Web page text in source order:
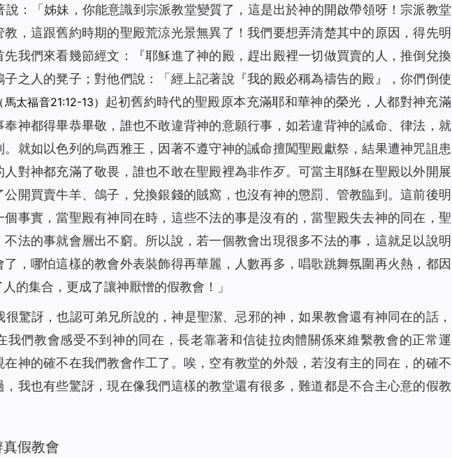
說：「姊妹，你能意識到宗派教堂變質了，這是出於神的開啟帶領呀！宗派教堂
，這跟舊約時期的聖殿荒涼光景無異了！我們要想弄清楚其中的原因，得先明
先我們來看幾節經文：『耶穌進了神的殿，趕出殿裡一切做買賣的人，推倒兌換
之人的凳子；對他們說：「經上記著說 『我的殿必稱為禱告的殿』，你們倒使
（馬太福音21:12-13） 起初舊約時代的聖殿原本充滿耶和華神的榮光，人都對神充滿
奉神都得畢恭畢敬，誰也不敢違背神的意願行事，如若違背神的誡命、律法，就
就如以色列的烏西雅王，因著不遵守神的誡命擅闖聖殿獻祭，結果遭神咒詛患
人對神都充滿了敬畏，誰也不敢在聖殿裡為非作歹。可當主耶穌在聖殿以外開展
開買賣牛羊、鴿子，兌換銀錢的賊窩，也沒有神的懲罰、管教臨到。這前後明
事實，當聖殿有神同在時，這些不法的事是沒有的，當聖殿失去神的同在，聖
法的事就會層出不窮。所以說，若一個教會出現很多不法的事，這就足以說明
，哪怕這樣的教會外表裝飾得再華麗，人數再多，唱歌跳舞氛圍再火熱，都因
的集合，更成了讓神厭憎的假教會！」
很驚訝，也認可弟兄所說的，神是聖潔、忌邪的神，如果教會還有神同在的話，
我們教會感受不到神的同在，長老靠著和信徒拉肉體關係來維繫教會的正常運
神的確不在我們教會作工了。唉，空有教堂的外殼，若沒有主的同在，的確不
我也有些驚訝，現在像我們這樣的教堂還有很多，難道都是不合主心意的假教
假教會